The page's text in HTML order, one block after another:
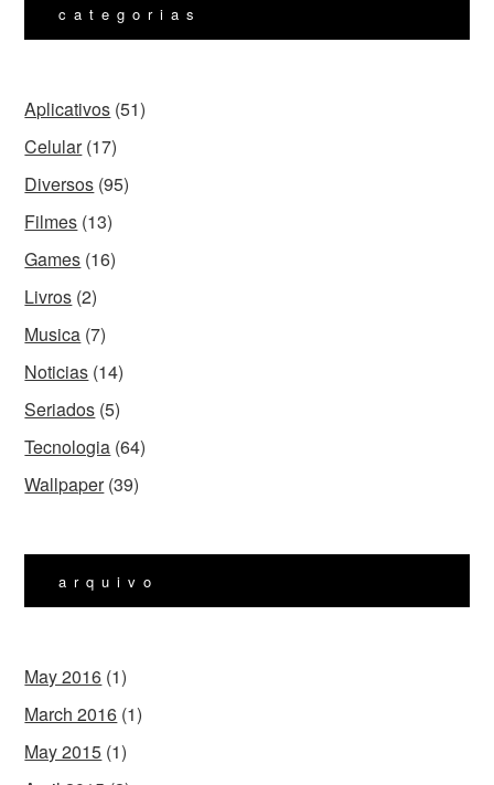
categorias
Aplicativos (51)
Celular(17)
Diversos (95)
Filmes (13)
Games (16)
Livros (2)
Musica (7)
Noticias (14)
Seriados (5)
Tecnologia (64)
Wallpaper(39)
arquivo
May 2016 (1)
March 2016 (1)
May 2015 (1)